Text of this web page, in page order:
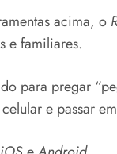
acima, o
e familiares.
para pregar
e passar